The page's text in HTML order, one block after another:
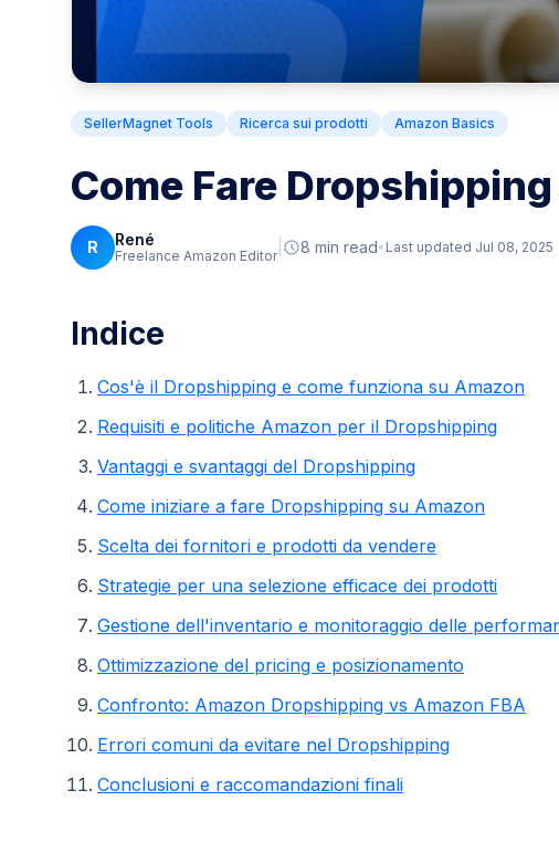
SellerMagnet Tools Ricerca sui prodotti Amazon Basics
Come Fare
R René
Freelance Amazon Editor 8 min read Last updated Jul 08, 2025
Indice
Cos'è il Dropshipping e come funziona su Amazon
Requisiti e politiche Amazon per il Dropshipping
Vantaggi e svantaggi del Dropshipping
Come iniziare a fare Dropshipping su Amazon
Scelta dei fornitori e prodotti da vendere
Strategie per una selezione efficace dei prodotti
Gestione dell'inventario e monitoraggio delle
Ottimizzazione del pricing e posizionamento
Confronto: Amazon Dropshipping vs Amazon FBA
Errori comuni da evitare nel Dropshipping
Conclusioni e raccomandazioni finali